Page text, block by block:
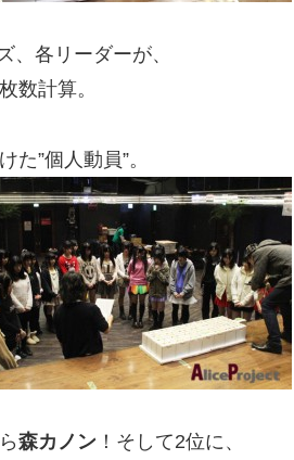
、各リーダーが、
数計算。
”個人動員”。
森カノン ！そして2位に、